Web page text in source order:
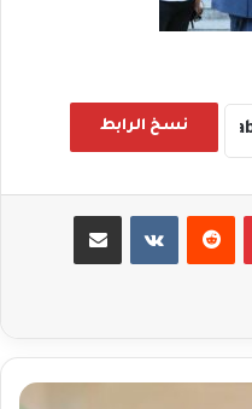
نسخ الرابط
بينتيريست مشاركة عبر البريد